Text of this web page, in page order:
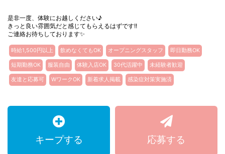
是非一度、体験にお越しください♪
きっと良い雰囲気だと感じてもらえるはずです!!
ご連絡お待ちしております✨
時給1,500円以上 飲めなくてもOK オープニングスタッフ 即日勤務OK
短期勤務OK 服装自由 体験入店OK 30代活躍中 未経験者歓迎
友達と応募可 WワークOK 新着求人掲載 感染症対策実施済
キープする 応募する